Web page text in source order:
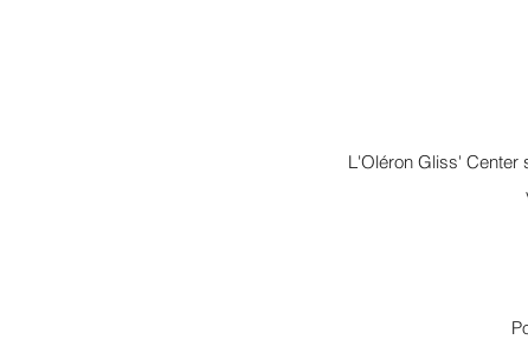
L'Oléron Gliss' Center